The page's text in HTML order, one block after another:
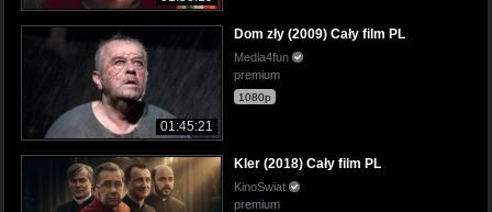
01:45:21
Dom zły (2009) Cały film PL
Media4fun
premium
1080p
Kler (2018) Cały film PL
KinoSwiat
premium